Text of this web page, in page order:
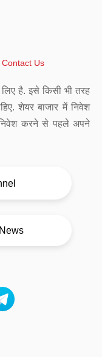
Contact Us
है. इसे किसी भी तरह
शेयर बाजार में निवेश
निवेश करने से पहले अपने